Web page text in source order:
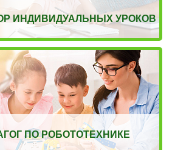
ИНДИВИДУАЛЬНЫХ УРОКОВ
ПО РОБОТОТЕХНИКЕ